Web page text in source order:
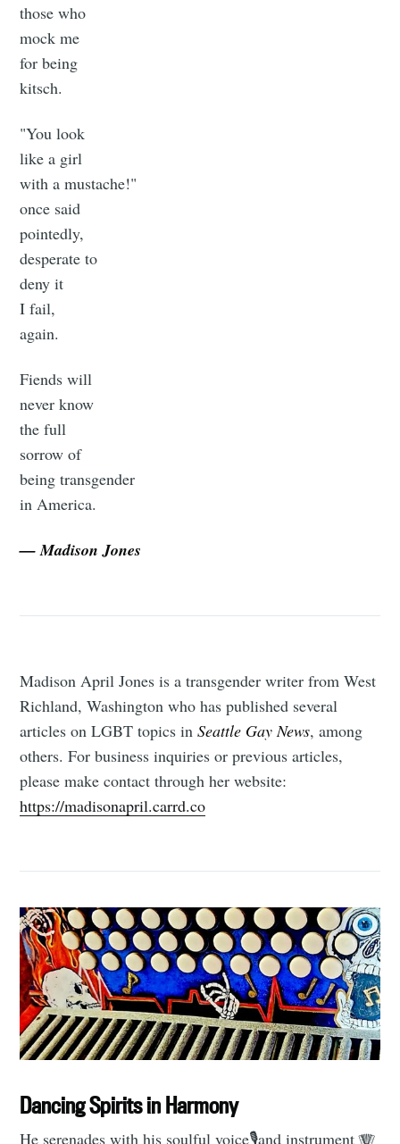
those who
mock me
for being
kitsch.
"You look
like a girl
with a mustache!"
once said
pointedly,
desperate to
deny it
I fail,
again.
Fiends will
never know
the full
sorrow of
being transgender
in America.
— Madison Jones
Madison April Jones is a transgender writer from West
Richland, Washington who has published several
articles on LGBT topics inSeattle Gay News, among
others. For business inquiries or previous articles,
please make contact through her website:
https://madisonapril.carrd.co
Dancing Spirits in Harmony
He serenades with his soulful voice🎙and instrument 🪗